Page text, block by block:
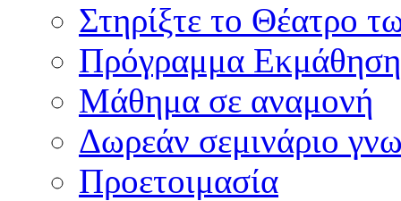
Στηρίξτε το Θέατρο
Πρόγραμμα
Μάθημα σε αναμονή
Δωρεάν σεμινάριο
Προετοιμασία